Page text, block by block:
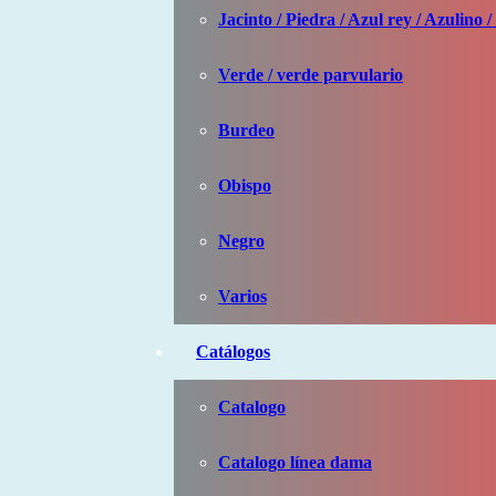
Jacinto / Piedra / Azul rey / Azulino /
Verde / verde parvulario
Burdeo
Obispo
Negro
Varios
Catálogos
Catalogo
Catalogo línea dama